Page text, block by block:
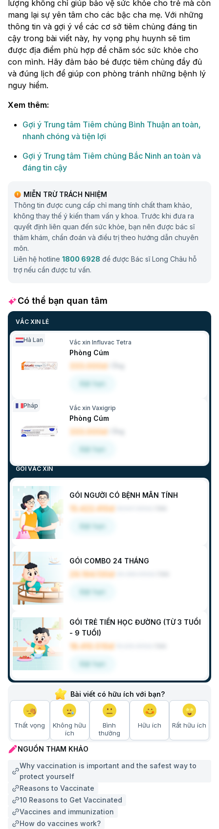
lượng không chỉ giúp bảo vệ sức khỏe cho trẻ mà còn
mang lại sự yên tâm cho các bậc cha mẹ. Với những
thông tin và gợi ý về các cơ sở tiêm chủng đáng tin
cậy trong bài viết này, hy vọng phụ huynh sẽ tìm
được địa điểm phù hợp để chăm sóc sức khỏe cho
con mình. Hãy đảm bảo bé được tiêm chủng đầy đủ
và đúng lịch để giúp con phòng tránh những bệnh lý
nguy hiểm.
Xem thêm:
Gợi ý Trung tâm Tiêm chủng Bình Thuận an toàn,
nhanh chóng và tiện lợi
Gợi ý Trung tâm Tiêm chủng Bắc Ninh an toàn và
đáng tin cậy
MIỄN TRỪ TRÁCH NHIỆM
Thông tin được cung cấp chỉ mang tính chất tham khảo,
không thay thế ý kiến tham vấn y khoa. Trước khi đưa ra
quyết định liên quan đến sức khỏe, bạn nên được bác sĩ
thăm khám, chẩn đoán và điều trị theo hướng dẫn chuyên
môn.
Liên hệ hotline 1800 6928 để được Bác sĩ Long Châu hỗ
trợ nếu cần được tư vấn.
Có thể bạn quan tâm
VẮC XIN LẺ
Hà Lan Vắc xin Influvac Tetra
Phòng Cúm
333.000đ
Đặt hẹn
Pháp Vắc xin Vaxigrip
Phòng Cúm
333.000đ
Đặt hẹn
GÓI VẮC XIN
GÓI NGƯỜI CÓ BỆNH MÃN TÍNH
15.422.410đ
Đặt hẹn
GÓI COMBO 24 THÁNG
29.194.130đ
Đặt hẹn
GÓI TRẺ TIỀN HỌC ĐƯỜNG (TỪ 3 TUỔI
- 9 TUỔI)
18.410.510đ
Đặt hẹn
Bài viết có hữu ích với bạn?
Thất vọng
Không hữu
ích
Bình
thường
Hữu ích Rất hữu ích
NGUỒN THAM KHẢO
Why vaccination is important and the safest way to
protect yourself
Reasons to Vaccinate
10 Reasons to Get Vaccinated
Vaccines and immunization
How do vaccines work?